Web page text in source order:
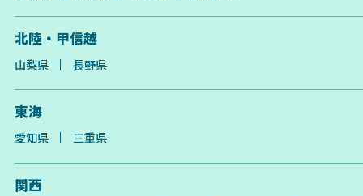
北陸・甲信越
山梨県 長野県
東海
愛知県 三重県
関西